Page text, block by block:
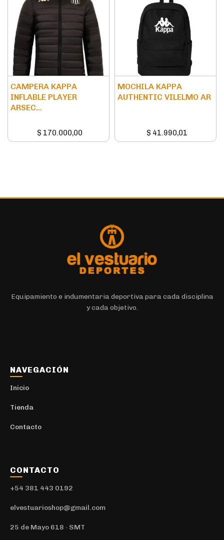
CAMPERA KAPPA
INFLABLE PLAYER
ARSEC...
$ 170.000,00
MOCHILA KAPPA
AUTHENTIC VILELMO AR
$ 41.990,01
Equipamiento e indumentaria deportiva para cada disciplina
y cada objetivo.
NAVEGACIÓN
Inicio
Tienda
Contacto
CONTACTO
+54 381 443 0192
elvestuarioshop@gmail.com
25 de Mayo 618 · SMT